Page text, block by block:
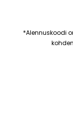
*Alennuskoodi